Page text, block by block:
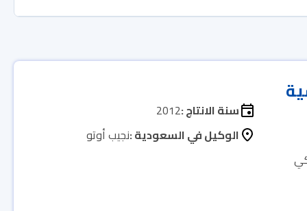
سنة الانتاج :2012
الوكيل في السعودية :نجيب أوتو